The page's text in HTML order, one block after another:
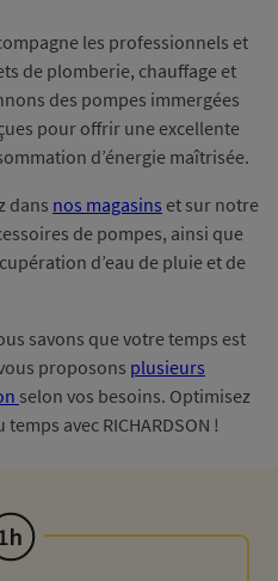
les professionnels et
de plomberie, chauffage et
des pompes immergées
pour offrir une excellente
d’énergie maîtrisée.
dans nos magasins et sur notre
de pompes, ainsi que
d’eau de pluie et de
savons que votre temps est
proposons plusieurs
selon vos besoins. Optimisez
avec RICHARDSON !